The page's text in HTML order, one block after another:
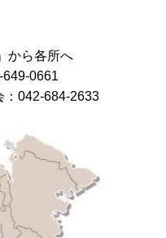
から各所へ
649-0661
：042-684-2633